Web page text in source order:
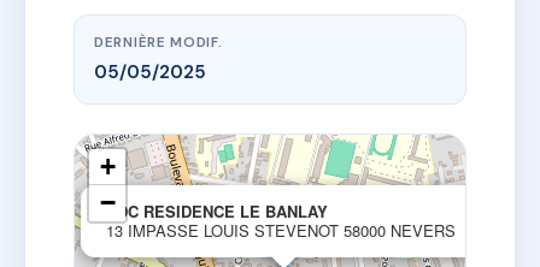
DERNIÈRE MODIF.
05/05/2025
SDC RESIDENCE LE BANLAY
13 IMPASSE LOUIS STEVENOT 58000 NEVERS
+
−